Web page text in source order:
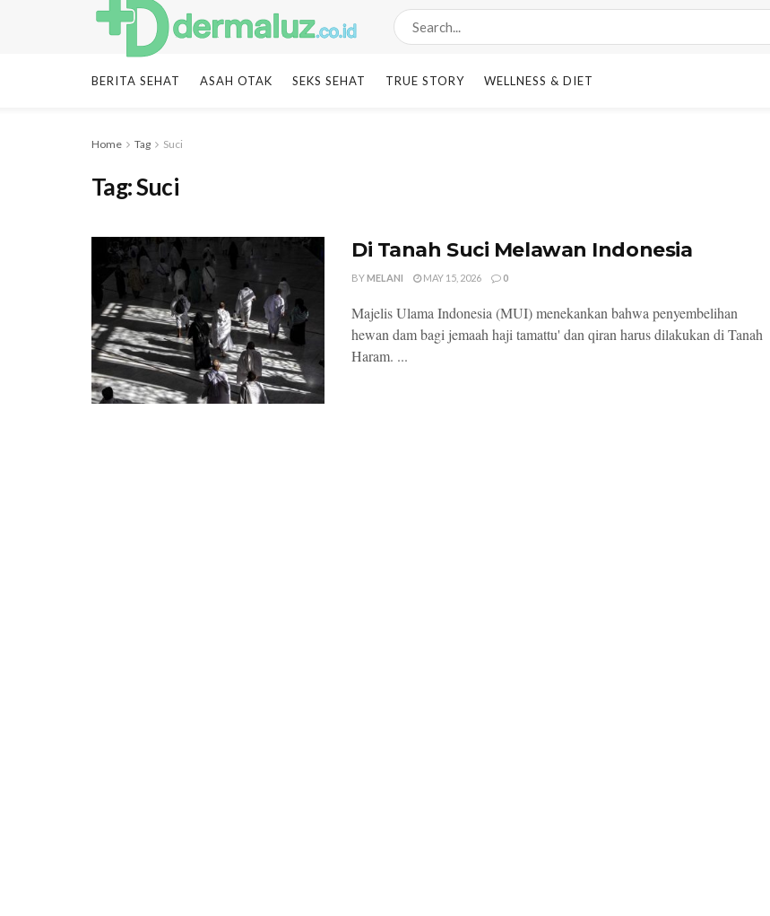
BERITA SEHAT ASAH OTAK SEKS SEHAT TRUE STORY WELLNESS & DIET
Home Tag Suci
Tag:Suci
Di Tanah Suci Melawan Indonesia
BYMELANI MAY 15, 2026 0
Majelis Ulama Indonesia (MUI) menekankan bahwa penyembelihan
hewan dam bagi jemaah haji tamattu' dan qiran harus dilakukan di Tanah
Haram. ...